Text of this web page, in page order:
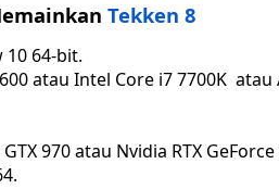
Tekken 8
10 64-bit.
atau Intel Core i7 7700K atau
970 atau Nvidia RTX